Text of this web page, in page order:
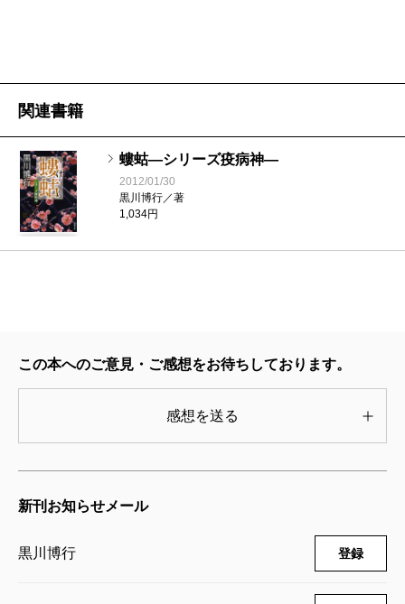
関連書籍
螻蛄―シリーズ疫病神―
2012/01/30
黒川博行／著
1,034円
この本へのご意見・ご感想をお待ちしております。
感想を送る
新刊お知らせメール
黒川博行 登録